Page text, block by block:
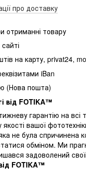
про доставку
отриманні товару
на карту, privat24,
iBan
(Нова пошта)
від FOTIKA™
гарантію на всі
якості вашої
не була спричинена
обміном. Ми
задоволений
FOTIKA™